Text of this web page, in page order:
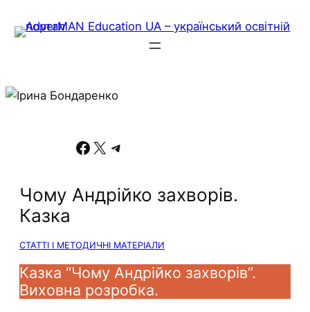
Facebook X Telegram
Чому Андрійко захворів.
Казка
СТАТТІ І МЕТОДИЧНІ МАТЕРІАЛИ
Казка “Чому Андрійко захворів”.
Виховна розробка.